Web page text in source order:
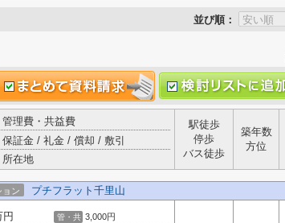
並び順：
理費・共益費
証金 / 礼金 / 償却 / 敷引
在地
駅徒歩
停歩
バス徒歩
築年数
方位
ョン プチフラット千里山
円 管・共 3,000円